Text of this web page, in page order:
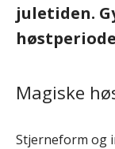
juletiden.
Magiske
Stjerneform og